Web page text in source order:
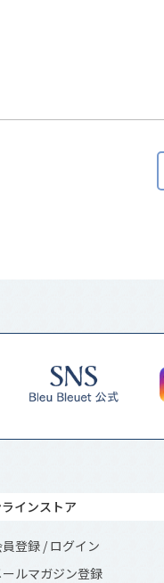
インストア
員登録 / ログイン
ールマガジン登録